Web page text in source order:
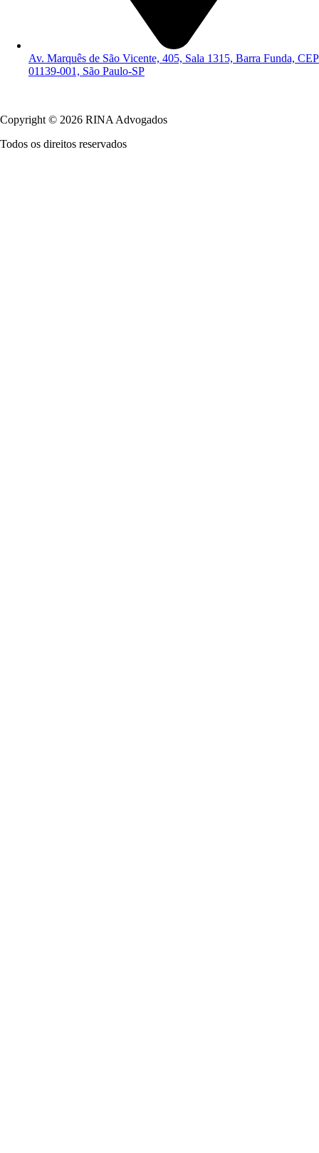
Av. Marquês de São Vicente, 405, Sala 1315, Barra Funda, CEP
01139-001, São Paulo-SP
Copyright © 2026 RINA Advogados
Todos os direitos reservados